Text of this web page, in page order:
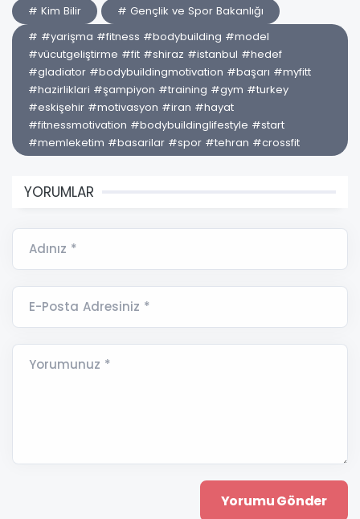
# Kim Bilir
# Gençlik ve Spor Bakanlığı
# #yarişma #fitness #bodybuilding #model
#vücutgeliştirme #fit #shiraz #istanbul #hedef
#gladiator #bodybuildingmotivation #başarı #myfitt
#hazirliklari #şampiyon #training #gym #turkey
#eskişehir #motivasyon #iran #hayat
#fitnessmotivation #bodybuildinglifestyle #start
#memleketim #basarilar #spor #tehran #crossfit
YORUMLAR
Adınız *
E-Posta Adresiniz *
Yorumunuz *